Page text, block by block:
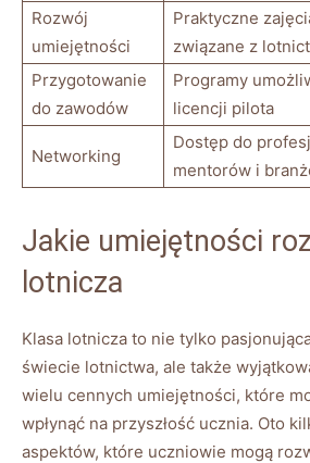
Rozwój
umiejętności
Praktyczne
związane z
Przygotowanie
do zawodów
Programy
licencji pilota
Networking
Dostęp do
mentorów i
Jakie umiejętności
lotnicza
Klasa lotnicza to nie tylko
świecie lotnictwa, ale także
wielu cennych umiejętności, które
wpłynąć na przyszłość ucznia. Oto
aspektów, które uczniowie mogą